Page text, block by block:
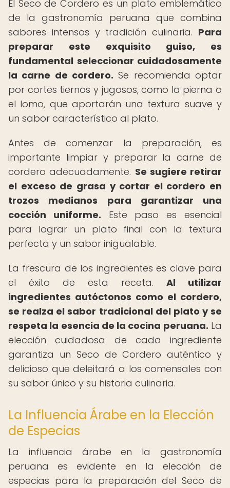
El Seco de Cordero es un plato emblemático
de la gastronomía peruana que combina
sabores intensos y tradición culinaria. Para
preparar este exquisito guiso, es
fundamental seleccionar cuidadosamente
la carne de cordero. Se recomienda optar
por cortes tiernos y jugosos, como la pierna o
el lomo, que aportarán una textura suave y
un sabor característico al plato.
Antes de comenzar la preparación, es
importante limpiar y preparar la carne de
cordero adecuadamente. Se sugiere retirar
el exceso de grasa y cortar el cordero en
trozos medianos para garantizar una
cocción uniforme. Este paso es esencial
para lograr un plato final con la textura
perfecta y un sabor inigualable.
La frescura de los ingredientes es clave para
el éxito de esta receta. Al utilizar
ingredientes autóctonos como el cordero,
se realza el sabor tradicional del plato y se
respeta la esencia de la cocina peruana. La
elección cuidadosa de cada ingrediente
garantiza un Seco de Cordero auténtico y
delicioso que deleitará a los comensales con
su sabor único y su historia culinaria.
La Influencia Árabe en la Elección
de Especias
La influencia árabe en la gastronomía
peruana es evidente en la elección de
especias para la preparación del Seco de